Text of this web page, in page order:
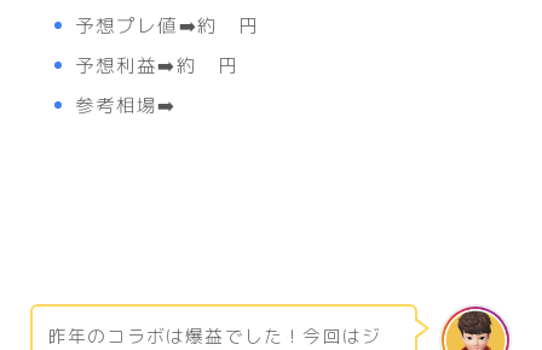
予想プレ値➡️約 円
予想利益➡️約 円
参考相場➡️
昨年のコラボは爆益でした！今回はジ